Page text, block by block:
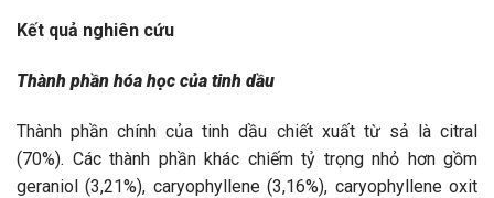
Kết quả nghiên cứu
Thành phần hóa học của tinh dầu
Thành phần chính của tinh dầu chiết xuất từ sả là citral
(70%). Các thành phần khác chiếm tỷ trọng nhỏ hơn gồm
geraniol (3,21%), caryophyllene (3,16%), caryophyllene oxit